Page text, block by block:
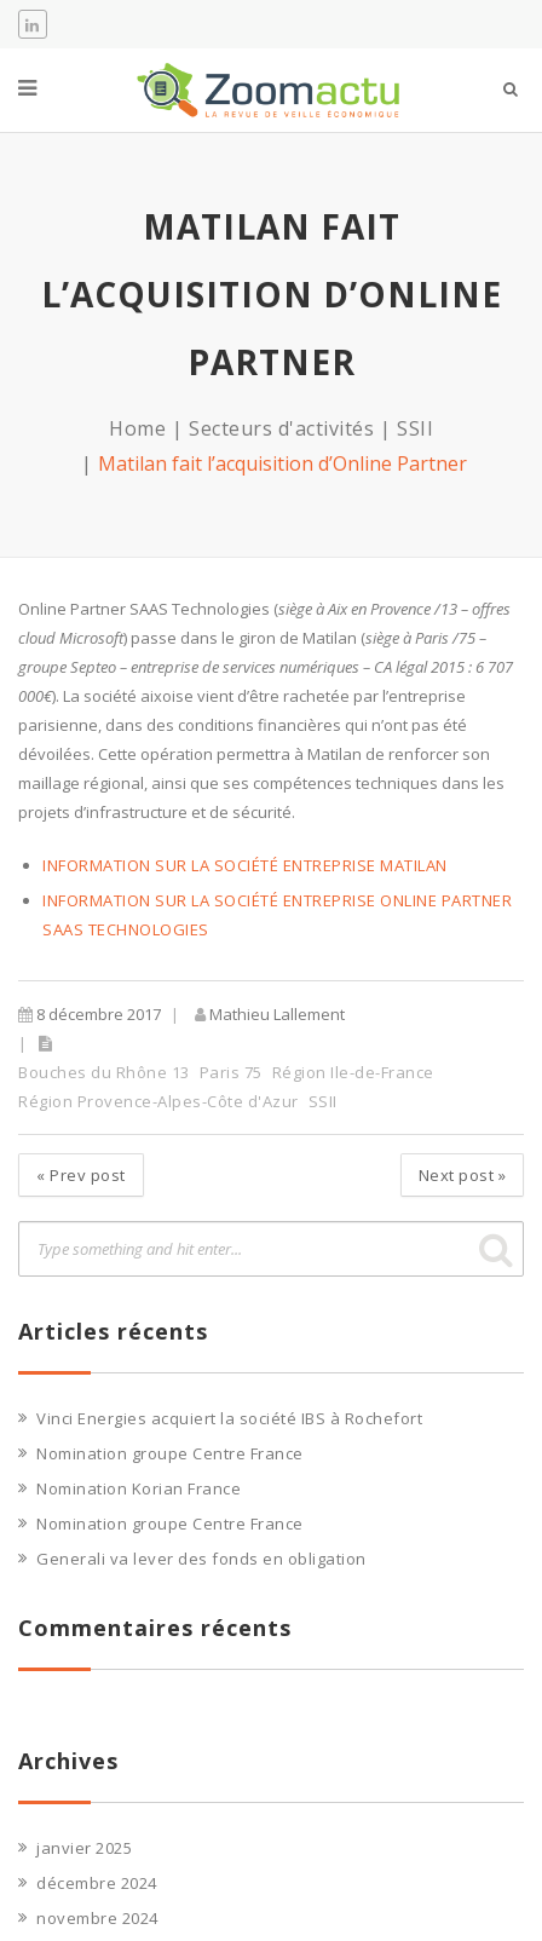
MATILAN FAIT
L’ACQUISITION D’ONLINE
PARTNER
Home Secteurs d'activités
SSII
Matilan fait l’acquisition d’Online Partner
Online Partner SAAS Technologies (siège à Aix en Provence /13 – offres
cloud Microsoft) passe dans le giron de Matilan (siège à Paris /75 –
groupe Septeo – entreprise de services numériques – CA légal 2015 : 6 707
000€). La société aixoise vient d’être rachetée par l’entreprise
parisienne, dans des conditions financières qui n’ont pas été
dévoilées. Cette opération permettra à Matilan de renforcer son
maillage régional, ainsi que ses compétences techniques dans les
projets d’infrastructure et de sécurité.
INFORMATION SUR LA SOCIÉTÉ ENTREPRISE MATILAN
INFORMATION SUR LA SOCIÉTÉ ENTREPRISE ONLINE PARTNER
SAAS TECHNOLOGIES
8 décembre 2017 Mathieu Lallement
Bouches du Rhône 13 Paris 75
Région Ile-de-France
Région Provence-Alpes-Côte d'Azur SSII
« Prev post Next post »
Articles récents
Vinci Energies acquiert la société IBS à Rochefort
Nomination groupe Centre France
Nomination Korian France
Nomination groupe Centre France
Generali va lever des fonds en obligation
Commentaires récents
Archives
janvier 2025
décembre 2024
novembre 2024